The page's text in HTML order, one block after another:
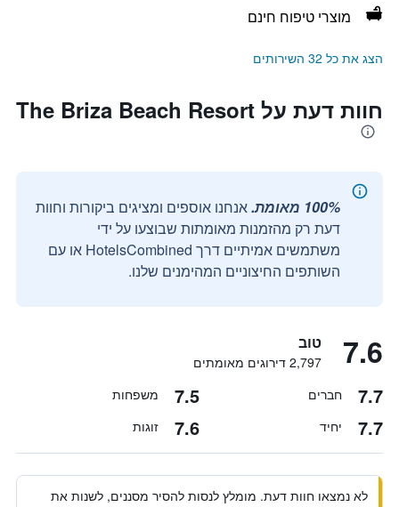
מוצרי טיפוח חינם
הצג את כל 32 השירותים
חוות דעת על The Briza Beach Resort
100% מאומת.
אנחנו אוספים ומציגים ביקורות וחוות
דעת רק מהזמנות מאומתות שבוצעו על ידי
משתמשים אמיתיים דרך HotelsCombined או עם
השותפים החיצוניים המהימנים שלנו.
7.6 טוב
2,797 דירוגים מאומתים
7.7 חברים 7.5 משפחות
7.7 יחיד 7.6 זוגות
לא נמצאו חוות דעת. מומלץ לנסות להסיר מסננים, לשנות את